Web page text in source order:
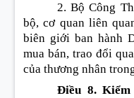
2. Bộ Công
bộ, cơ quan liên
biên giới ban hành
mua bán, trao đổi
của thương nhân
Điều 8.